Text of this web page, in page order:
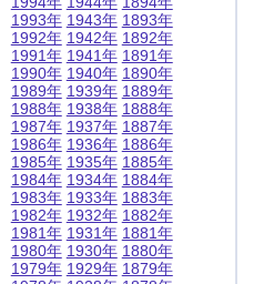
1993年
1992年
1991年
1990年
1989年
1988年
1987年
1986年
1985年
1984年
1983年
1982年
1981年
1980年
1979年
1943年
1942年
1941年
1940年
1939年
1938年
1937年
1936年
1935年
1934年
1933年
1932年
1931年
1930年
1929年
1893年
1892年
1891年
1890年
1889年
1888年
1887年
1886年
1885年
1884年
1883年
1882年
1881年
1880年
1879年